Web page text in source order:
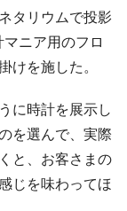
タリウムで投影
ニア用のフロ
けを施した。
に時計を展示し
を選んで、実際
と、お客さまの
じを味わってほ